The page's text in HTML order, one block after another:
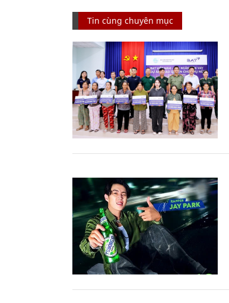
Tin cùng chuyên mục